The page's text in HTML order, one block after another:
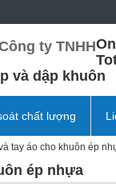
ty TNHH
và dập khuôn
chất lượng
tay áo cho khuôn ép
ép nhựa